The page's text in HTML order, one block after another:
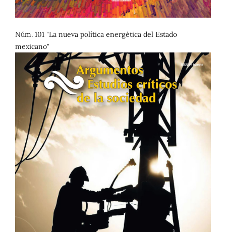
Núm. 101 "La nueva política energética del Estado
mexicano"